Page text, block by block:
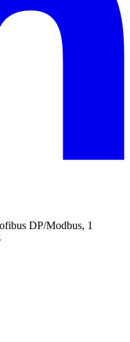
DP/Modbus, 1